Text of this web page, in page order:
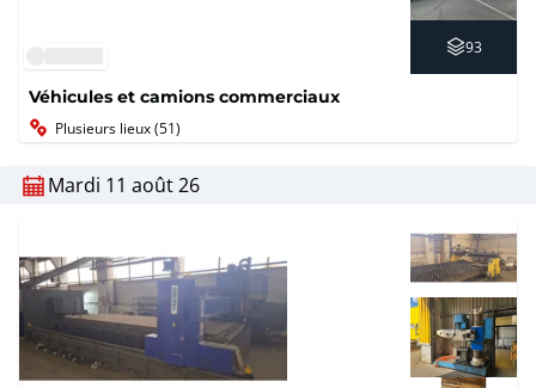
93
Véhicules et camions commerciaux
Plusieurs lieux (51)
Mardi 11 août 26